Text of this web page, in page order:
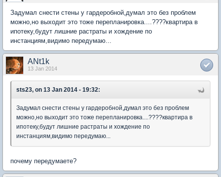
Задумал снести стены у гардеробной,думал это без проблем
можно,но выходит это тоже перепланировка....????квартира в
ипотеку,будут лишние растраты и хождение по
инстанциям,видимо передумаю...
ANt1k
13 Jan 2014
sts23, on 13 Jan 2014 - 19:32:
Задумал снести стены у гардеробной,думал это без проблем
можно,но выходит это тоже перепланировка....????квартира в
ипотеку,будут лишние растраты и хождение по
инстанциям,видимо передумаю...
почему передумаете?